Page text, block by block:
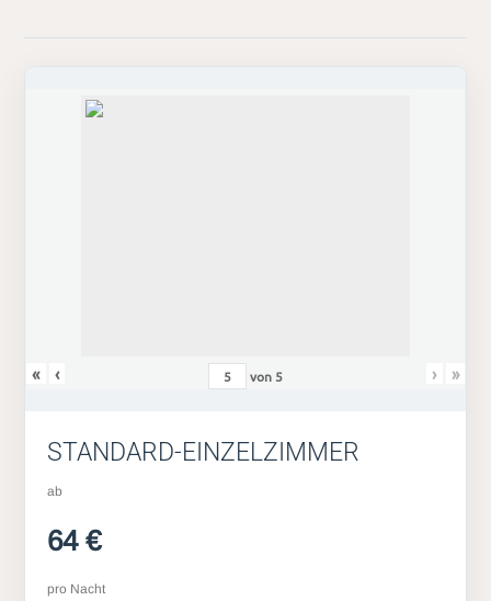
« ‹ von 5 › »
STANDARD-EINZELZIMMER
ab
64 €
pro Nacht